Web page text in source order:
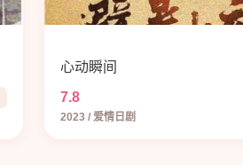
心动瞬间
7.8
2023 / 爱情日剧